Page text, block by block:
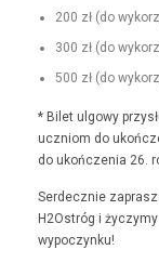
200 zł (do
300 zł (do
500 zł (do
* Bilet ulgo­wy
uczniom do
do ukończenia 26.
Serdecznie
H2Ostróg i
wypoczynku!